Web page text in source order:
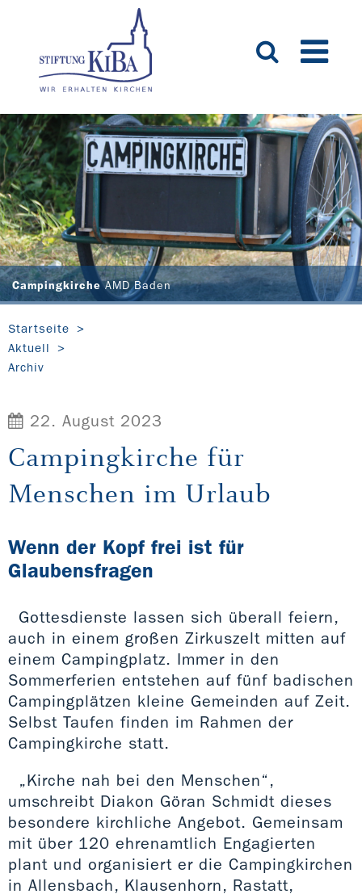
CampingkircheAMD Baden
Startseite
Aktuell
Archiv
22. August 2023
Campingkirche für
Menschen im Urlaub
Wenn der Kopf frei ist für
Glaubensfragen
Gottesdienste lassen sich überall feiern,
auch in einem großen Zirkuszelt mitten auf
einem Campingplatz. Immer in den
Sommerferien entstehen auf fünf badischen
Campingplätzen kleine Gemeinden auf Zeit.
Selbst Taufen finden im Rahmen der
Campingkirche statt.
„Kirche nah bei den Menschen“,
umschreibt Diakon Göran Schmidt dieses
besondere kirchliche Angebot. Gemeinsam
mit über 120 ehrenamtlich Engagierten
plant und organisiert er die Campingkirchen
in Allensbach, Klausenhorn, Rastatt,